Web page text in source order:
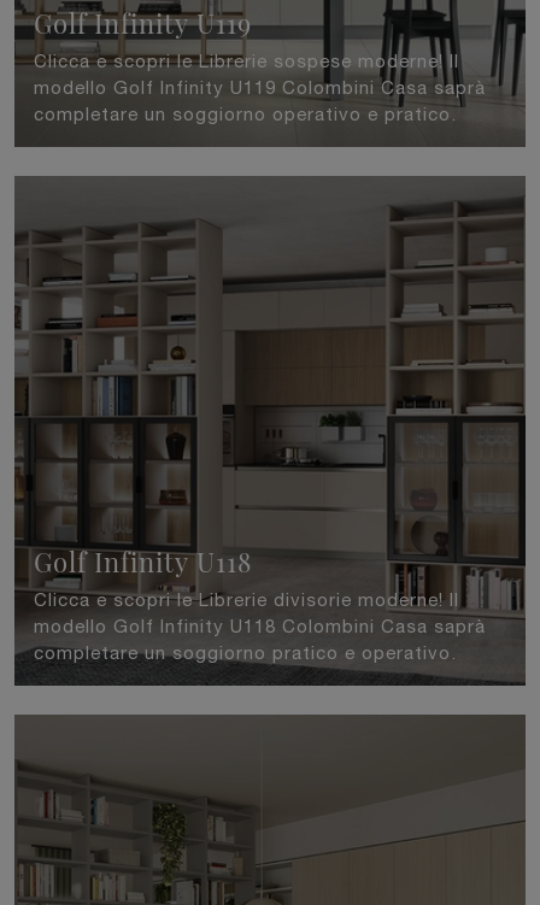
Golf Infinity U119
Clicca e scopri le Librerie sospese moderne! Il
modello Golf Infinity U119 Colombini Casa saprà
completare un soggiorno operativo e pratico.
Golf Infinity U118
Clicca e scopri le Librerie divisorie moderne! Il
modello Golf Infinity U118 Colombini Casa saprà
completare un soggiorno pratico e operativo.